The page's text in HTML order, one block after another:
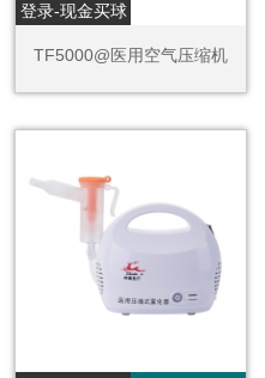
登录-现金买球
TF5000@医用空气压缩机